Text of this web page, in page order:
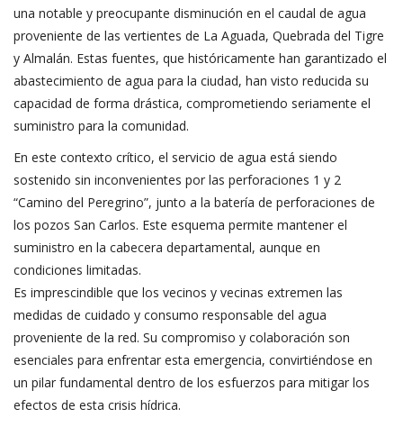
una notable y preocupante disminución en el caudal de agua
proveniente de las vertientes de La Aguada, Quebrada del Tigre
y Almalán. Estas fuentes, que históricamente han garantizado el
abastecimiento de agua para la ciudad, han visto reducida su
capacidad de forma drástica, comprometiendo seriamente el
suministro para la comunidad.
En este contexto crítico, el servicio de agua está siendo
sostenido sin inconvenientes por las perforaciones 1 y 2
“Camino del Peregrino”, junto a la batería de perforaciones de
los pozos San Carlos. Este esquema permite mantener el
suministro en la cabecera departamental, aunque en
condiciones limitadas.
Es imprescindible que los vecinos y vecinas extremen las
medidas de cuidado y consumo responsable del agua
proveniente de la red. Su compromiso y colaboración son
esenciales para enfrentar esta emergencia, convirtiéndose en
un pilar fundamental dentro de los esfuerzos para mitigar los
efectos de esta crisis hídrica.